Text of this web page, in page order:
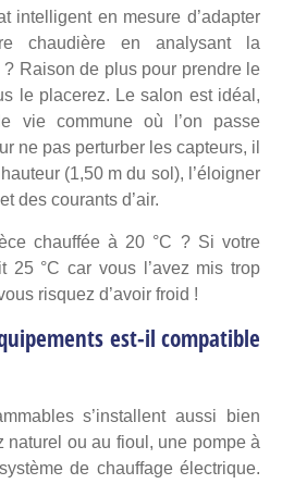
intelligent en mesure d’adapter
chaudière en analysant la
Raison de plus pour prendre le
le placerez. Le salon est idéal,
vie commune où l’on passe
ne pas perturber les capteurs, il
(1,50 m du sol), l’éloigner
des courants d’air.
chauffée à 20 °C ? Si votre
25 °C car vous l’avez mis trop
risquez d’avoir froid !
est-il compatible
s’installent aussi bien
naturel ou au fioul, une pompe à
de chauffage électrique.